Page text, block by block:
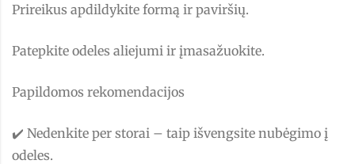
Prireikus apdildykite formą ir paviršių.
Patepkite odeles aliejumi ir įmasažuokite.
Papildomos rekomendacijos
✔️ Nedenkite per storai – taip išvengsite nubėgimo į
odeles.